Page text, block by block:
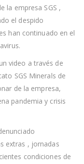
la empresa SGS ,
el despido
han continuado en el
video a través de
SGS Minerals de
de la empresa,
pandemia y crisis
extras , jornadas
condiciones de